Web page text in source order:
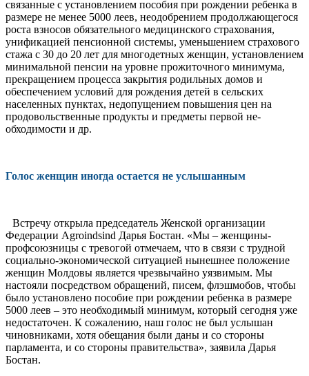
связанные с установлением пособия при рождении ребенка в
размере не менее 5000 леев, неодобрением продол­жающегося
роста взносов обязательного ме­дицинского страхования,
унификацией пен­сионной системы, уменьшением страхового
стажа с 30 до 20 лет для многодетных жен­щин, установлением
минимальной пенсии на уровне прожиточного минимума,
прекра­щением процесса закрытия родильных до­мов и
обеспечением условий для рождения детей в сельских
населенных пунктах, недо­пущением повышения цен на
продоволь­ственные продукты и предметы первой не­
обходимости и др.
Голос женщин иногда остается не услышанным
Встречу открыла председатель Женской организации
Федерации Agroindsind Дарья Бостан. «Мы – женщины-
профсоюзницы с тревогой отмечаем, что в связи с трудной
социально-экономической ситуацией ны­нешнее положение
женщин Молдовы явля­ется чрезвычайно уязвимым. Мы
настояли посредством обращений, писем, флэшмобов, чтобы
было установлено пособие при рожде­нии ребенка в размере
5000 леев – это необ­ходимый минимум, который сегодня уже
не­достаточен. К сожалению, наш голос не был услышан
чиновниками, хотя обещания были даны и со стороны
парламента, и со стороны правительства», заявила Дарья
Бостан.